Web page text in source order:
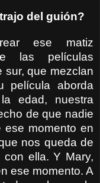
del guión?
ese matiz
las películas
sur, que mezclan
película aborda
edad, nuestra
de que nadie
ese momento en
nos queda de
ella. Y Mary,
ese momento. A